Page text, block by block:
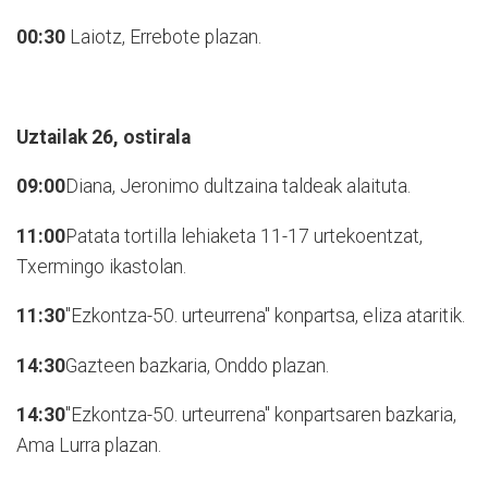
00:30 Laiotz, Errebote plazan.
Uztailak 26, ostirala
09:00Diana, Jeronimo dultzaina taldeak alaituta.
11:00Patata tortilla lehiaketa 11-17 urtekoentzat,
Txermingo ikastolan.
11:30"Ezkontza-50. urteurrena" konpartsa, eliza ataritik.
14:30Gazteen bazkaria, Onddo plazan.
14:30"Ezkontza-50. urteurrena" konpartsaren bazkaria,
Ama Lurra plazan.